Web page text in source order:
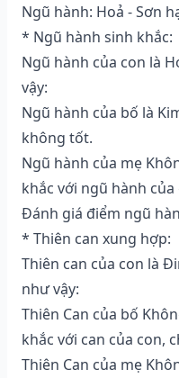
Ngũ hành: Hoả - Sơn
* Ngũ hành sinh khắc:
Ngũ hành của con là
vậy:
Ngũ hành của bố là
không tốt.
Ngũ hành của mẹ
khắc với ngũ hành
Đánh giá điểm ngũ
* Thiên can xung hợp:
Thiên can của con là
như vậy:
Thiên Can của bố
khắc với can của con,
Thiên Can của mẹ